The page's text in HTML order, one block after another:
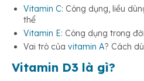
Vitamin C: Công dụng, liều
thể
Vitamin E: Công dụng trong
Vai trò của vitamin A? Cách
Vitamin D3 là gì?